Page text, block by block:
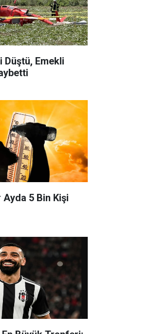
Düştü, Emekli
Ayda 5 Bin Kişi